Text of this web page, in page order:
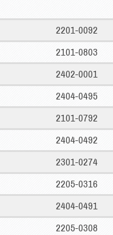
2201-0092
2101-0803
2402-0001
2404-0495
2101-0792
2404-0492
2301-0274
2205-0316
2404-0491
2205-0308